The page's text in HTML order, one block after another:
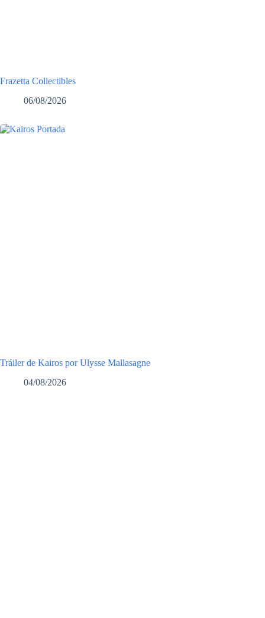
Frazetta Collectibles
06/08/2026
Tráiler de Kairos por Ulysse Mallasagne
04/08/2026